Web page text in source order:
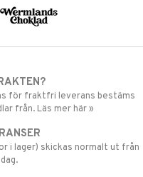
för fraktfri leverans bestäms
från. Läs mer här »
i lager) skickas normalt ut från